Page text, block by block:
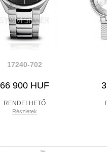
17240-702
66 900 HUF
RENDELHETŐ
Részletek